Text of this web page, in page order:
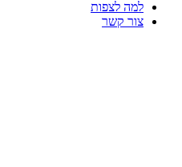
למה לצפות
צור קשר